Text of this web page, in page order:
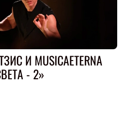
И MUSICAETERNA
- 2»